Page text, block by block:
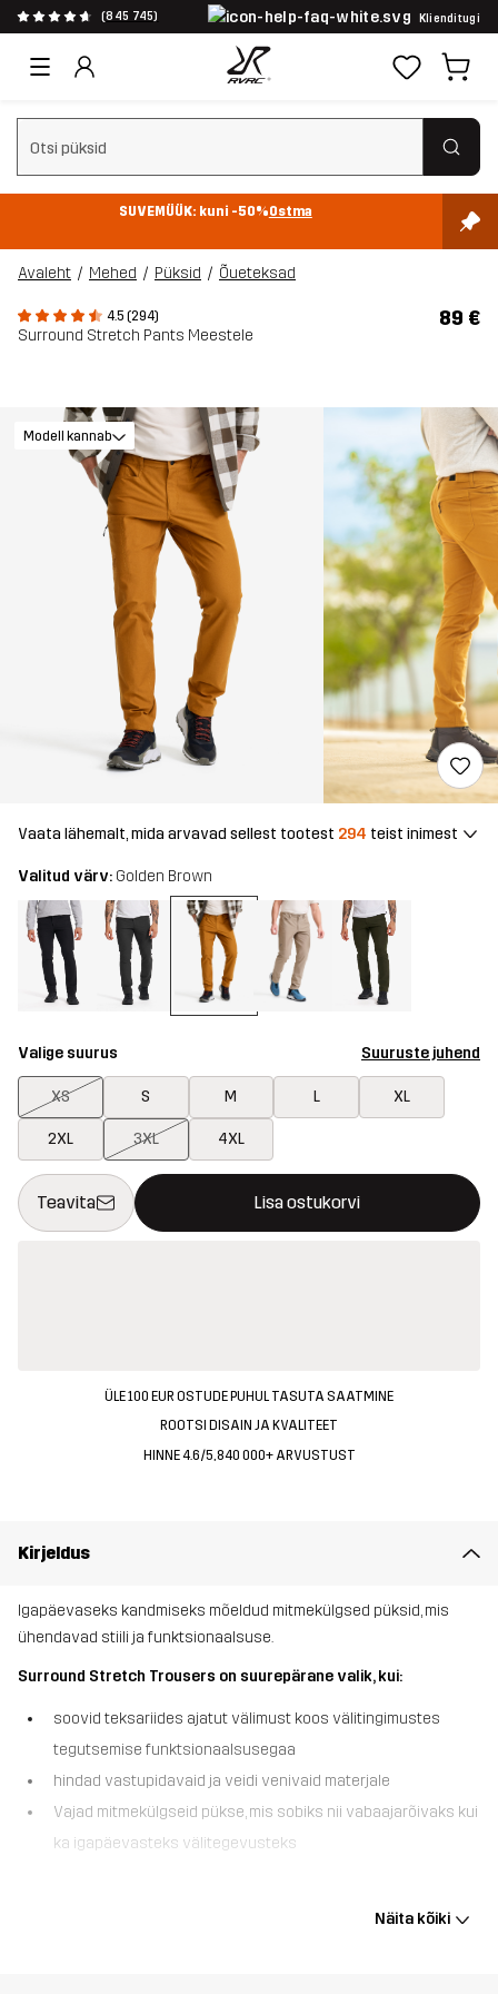
(845 745) Klienditugi
Tühjenda otsing
SUVEMÜÜK: kuni -50%Ostma
Avaleht Mehed Püksid Õueteksad
4.5 (294)
Surround Stretch Pants Meestele
89 €
Modell kannab
Vaata lähemalt, mida arvavad sellest tootest 294 teist inimest
Valitud värv: Golden Brown
Valige suurus Suuruste juhend
XS S M L XL
2XL 3XL 4XL
Teavita Lisa ostukorvi
See nupp avab modaali, mis kinnitab ostukorvis uue kauba
{{size}} pole saadaval
ÜLE 100 EUR OSTUDE PUHUL TASUTA SAATMINE
ROOTSI DISAIN JA KVALITEET
HINNE 4.6/5, 840 000+ ARVUSTUST
Kirjeldus
Igapäevaseks kandmiseks mõeldud mitmekülgsed püksid, mis
ühendavad stiili ja funktsionaalsuse.
Surround Stretch Trousers on suurepärane valik, kui:
soovid teksariides ajatut välimust koos välitingimustes
tegutsemise funktsionaalsusegaa
hindad vastupidavaid ja veidi venivaid materjale
Vajad mitmekülgseid pükse, mis sobiks nii vabaajarõivaks kui
ka igapäevasteks välitegevusteks
valdkondade parima – lihtsa välimuse, teksadest inspireeritud
Näita kõiki